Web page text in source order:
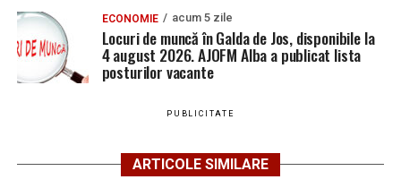
ECONOMIE acum 5 zile
Locuri de muncă în Galda de Jos, disponibile la
4 august 2026. AJOFM Alba a publicat lista
posturilor vacante
PUBLICITATE
ARTICOLE SIMILARE